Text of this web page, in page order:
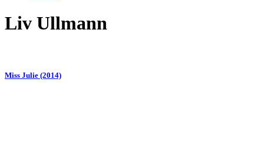
Liv Ullmann
Miss Julie (2014)